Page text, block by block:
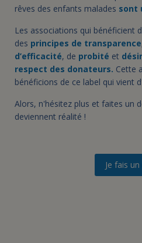
rêves des enfants malades sont
Les associations qui bénéficient
des principes de transparence
d’efficacité, de probité et
respect des donateurs. Cette
bénéficions de ce label qui vient
Alors, n'hésitez plus et faites un
deviennent réalité !
Je fais